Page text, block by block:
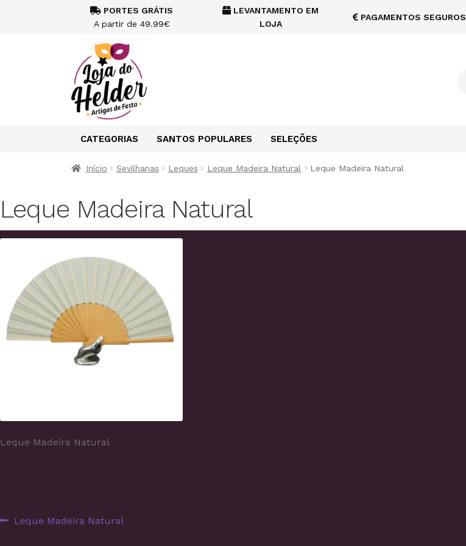
PORTES GRÁTIS
A partir de 49.99€
LEVANTAMENTO EM
LOJA
PAGAMENTOS SEGUROS
CATEGORIAS SANTOS POPULARES SELEÇÕES
Início Sevilhanas Leques Leque Madeira Natural Leque Madeira Natural
Leque Madeira Natural
Leque Madeira Natural
Navegação
Artigo
Leque Madeira Natural